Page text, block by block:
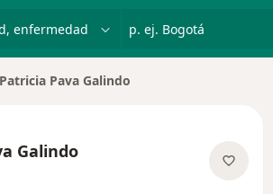
p. ej. Bogotá
ciudad Pava Galindo
Galindo